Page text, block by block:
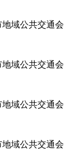
域公共交通会
域公共交通会
域公共交通会
域公共交通会